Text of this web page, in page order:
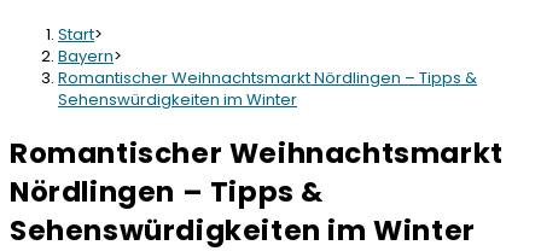
Start>
Bayern>
Romantischer Weihnachtsmarkt Nördlingen – Tipps &
Sehenswürdigkeiten im Winter
Romantischer Weihnachtsmarkt
Nördlingen – Tipps &
Sehenswürdigkeiten im Winter